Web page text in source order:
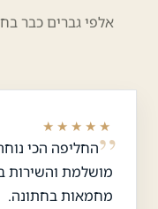
אלפי גברים כבר
★★★★★
החליפה הכי
מושלמת והשירות
מחמאות בחתונה.